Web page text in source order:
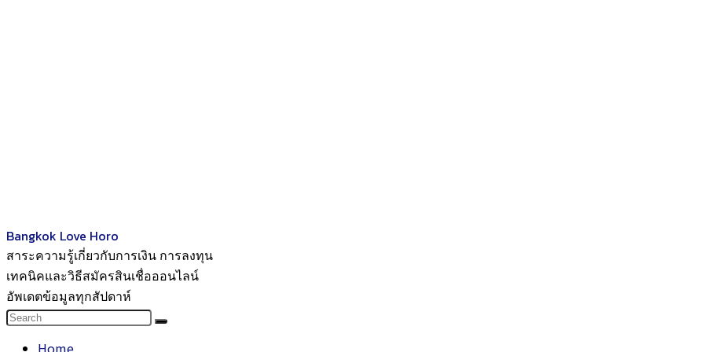
Bangkok Love Horo
สาระความรู้เกี่ยวกับการเงิน การลงทุน
เทคนิคและวิธีสมัครสินเชื่อออนไลน์
อัพเดตข้อมูลทุกสัปดาห์
Home